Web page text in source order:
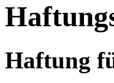
Haftung